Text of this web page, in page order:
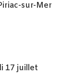
sur-Mer
17 juillet